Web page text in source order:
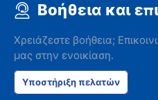
Βοήθεια και
Χρειάζεστε βοήθεια;
μας στην ενοικίαση.
Υποστήριξη πελατών